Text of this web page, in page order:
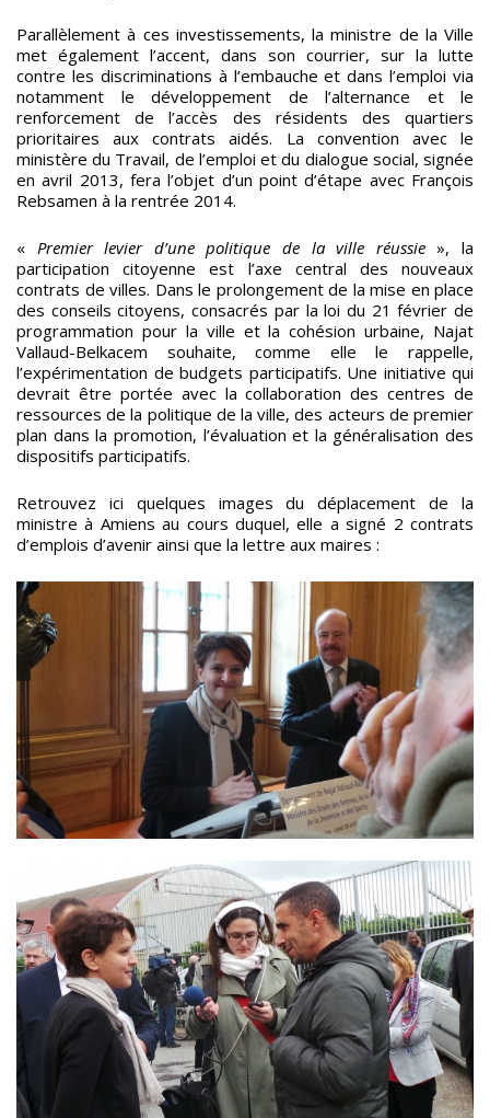
Parallèlement à ces investissements, la ministre de la Ville
met également l’accent, dans son courrier, sur la lutte
contre les discriminations à l’embauche et dans l’emploi via
notamment le développement de l’alternance et le
renforcement de l’accès des résidents des quartiers
prioritaires aux contrats aidés. La convention avec le
ministère du Travail, de l’emploi et du dialogue social, signée
en avril 2013, fera l’objet d’un point d’étape avec François
Rebsamen à la rentrée 2014.
« Premier levier d’une politique de la ville réussie», la
participation citoyenne est l’axe central des nouveaux
contrats de villes. Dans le prolongement de la mise en place
des conseils citoyens, consacrés par la loi du 21 février de
programmation pour la ville et la cohésion urbaine, Najat
Vallaud-Belkacem souhaite, comme elle le rappelle,
l’expérimentation de budgets participatifs. Une initiative qui
devrait être portée avec la collaboration des centres de
ressources de la politique de la ville, des acteurs de premier
plan dans la promotion, l’évaluation et la généralisation des
dispositifs participatifs.
Retrouvez ici quelques images du déplacement de la
ministre à Amiens au cours duquel, elle a signé 2 contrats
d’emplois d’avenir ainsi que la lettre aux maires :